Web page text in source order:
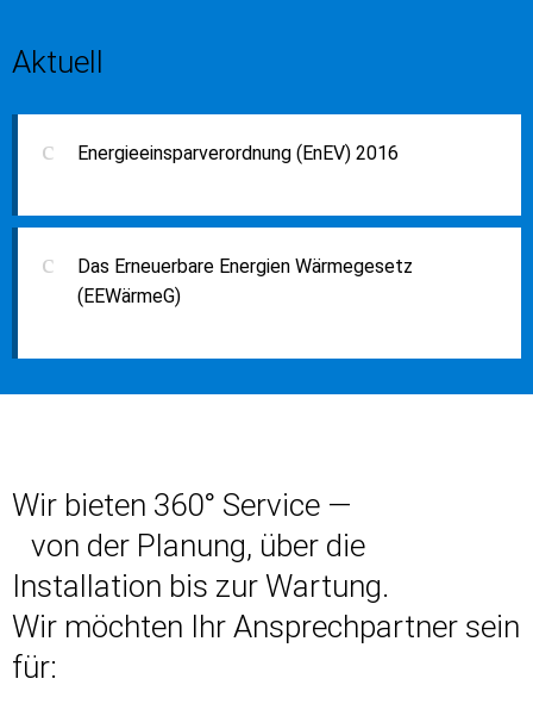
Aktuell
Energieeinsparverordnung (EnEV) 2016
Das Erneuerbare Energien Wärmegesetz
(EEWärmeG)
Wir bieten 360° Service —
von der Planung, über die
Installation bis zur Wartung.
Wir möchten Ihr Ansprechpartner sein
für: